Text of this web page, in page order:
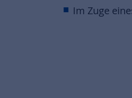
Im Zuge